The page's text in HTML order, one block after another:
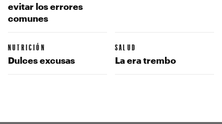
evitar los errores
comunes
NUTRICIÓN
Dulces excusas
SALUD
La era trembo